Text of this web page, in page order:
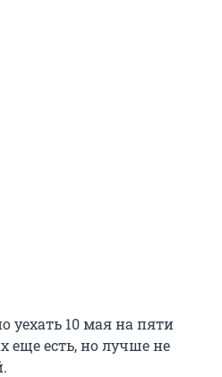
уехать 10 мая на пяти
еще есть, но лучше не